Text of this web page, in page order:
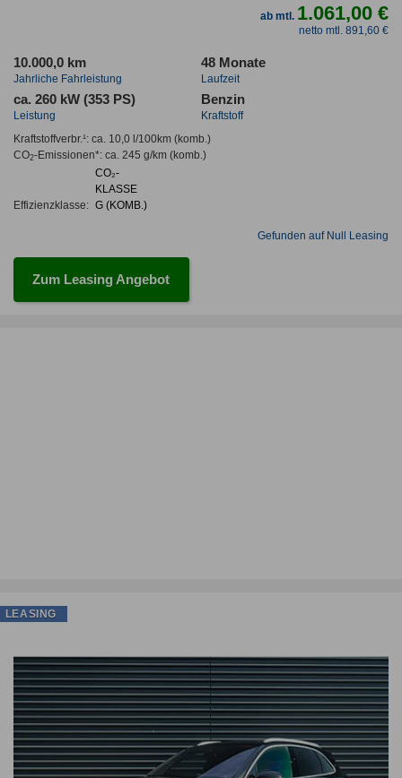
ab mtl. 1.061,00 €
netto mtl. 891,60 €
10.000,0 km
Jahrliche Fahrleistung
48 Monate
Laufzeit
ca. 260 kW (353 PS)
Leistung
Benzin
Kraftstoff
Kraftstoffverbr.¹: ca. 10,0 l/100km(komb.)
CO2-Emissionen*: ca. 245 g/km(komb.)
Effizienzklasse:
CO₂-
KLASSE
G (KOMB.)
Gefunden auf Null Leasing
Zum Leasing Angebot
LEASING